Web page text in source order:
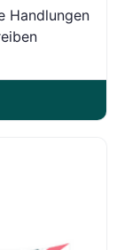
Handlungen